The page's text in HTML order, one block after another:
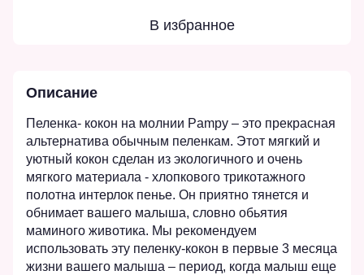
В избранное
Описание
Пеленка- кокон на молнии Pampy – это прекрасная
альтернатива обычным пеленкам. Этот мягкий и
уютный кокон сделан из экологичного и очень
мягкого материала - хлопкового трикотажного
полотна интерлок пенье. Он приятно тянется и
обнимает вашего малыша, словно обьятия
маминого животика. Мы рекомендуем
использовать эту пеленку-кокон в первые 3 месяца
жизни вашего малыша – период, когда малыш еще